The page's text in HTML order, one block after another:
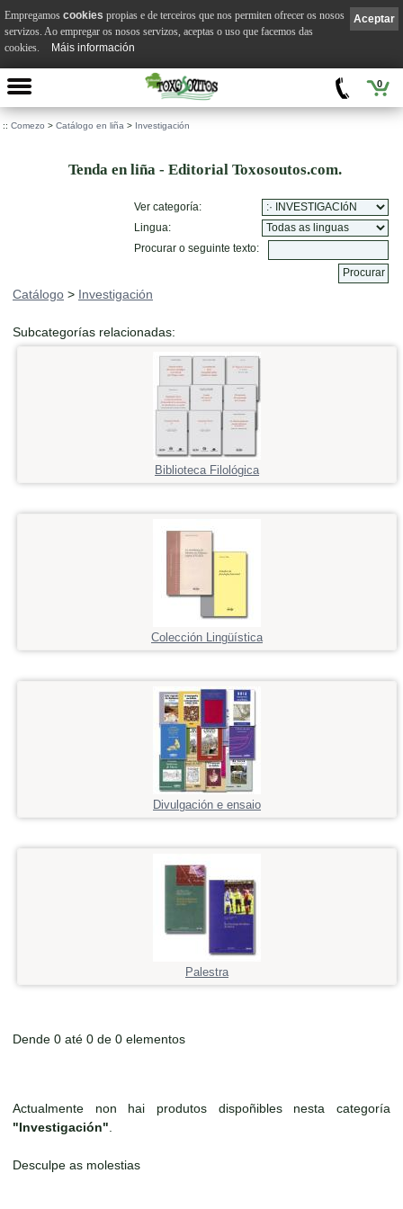
0
:: Comezo > Catálogo en liña > Investigación
Tenda en liña - Editorial Toxosoutos.com.
Ver categoría:
Lingua:
Procurar o seguinte texto:
Catálogo > Investigación
Subcategorías relacionadas:
Biblioteca Filológica
Colección Lingüística
Divulgación e ensaio
Palestra
Dende 0 até 0 de 0 elementos
Actualmente non hai produtos dispoñibles nesta categoría
"Investigación"
Desculpe as molestias
Aceptar
Empregamos cookies propias e de terceiros que nos permiten ofrecer os nosos
servizos. Ao empregar os nosos servizos, aceptas o uso que facemos das
cookies.
Máis información